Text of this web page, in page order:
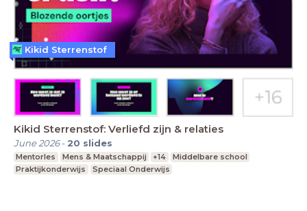
Kikid Sterrenstof: Verliefd zijn & relaties
June 2026- 20 slides
Mentorles Mens & Maatschappij +14
Middelbare school
Praktijkonderwijs
Speciaal Onderwijs
Kikid Sterrenstof